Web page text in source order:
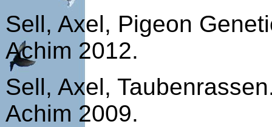
Sell, Axel, Pigeon
Achim 2012.
Sell, Axel,
Achim 2009.